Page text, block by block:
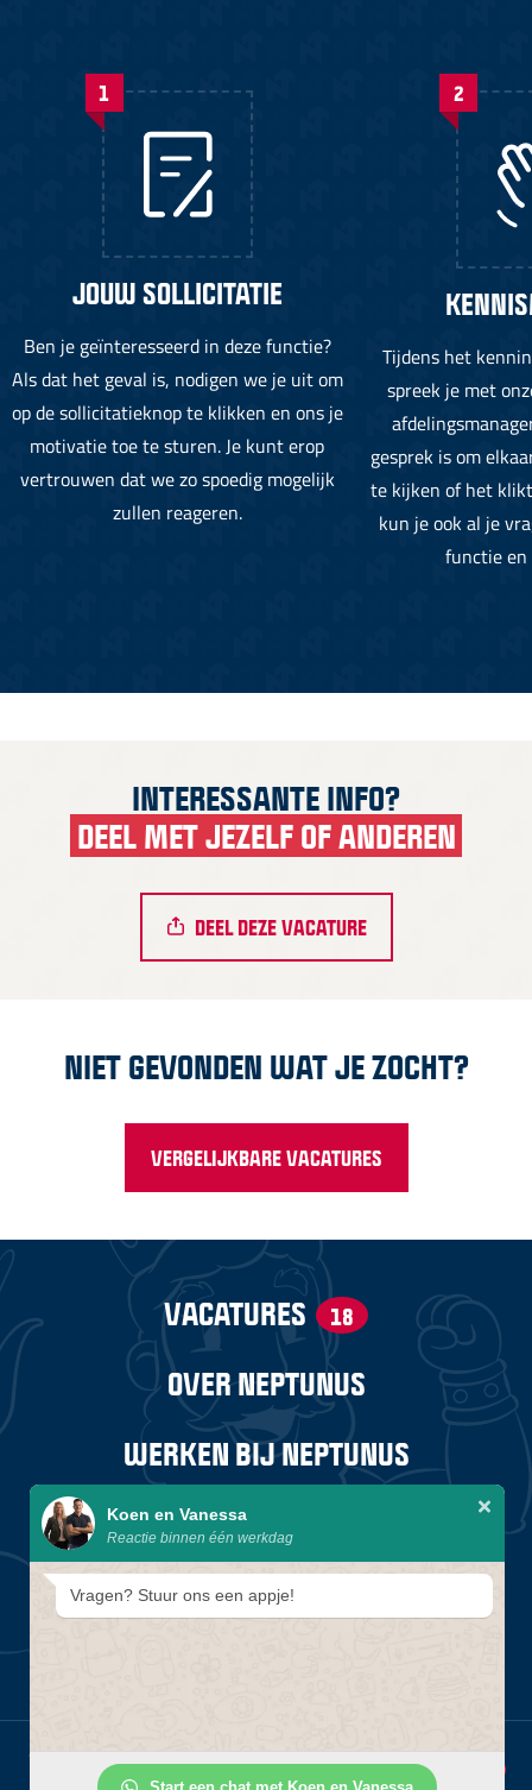
1
JOUW SOLLICITATIE
Ben je geïnteresseerd in deze functie?
Als dat het geval is, nodigen we je uit om
op de sollicitatieknop te klikken en ons je
motivatie toe te sturen. Je kunt erop
vertrouwen dat we zo spoedig mogelijk
zullen reageren.
2
Tijdens het
spreek je met
gesprek is om
te kijken of het
kun je ook al je
functie
INTERESSANTE INFO?
DEEL MET JEZELF OF ANDEREN
DEEL DEZE VACATURE
NIET GEVONDEN WAT JE ZOCHT?
VERGELIJKBARE VACATURES
VACATURES 18
OVER NEPTUNUS
WERKEN BIJ NEPTUNUS
STAGES EN TRAINEESHIPS
© 2026 Neptunus Privacyverklaring
Koen en Vanessa
Reactie binnen één werkdag
Vragen? Stuur ons een appje!